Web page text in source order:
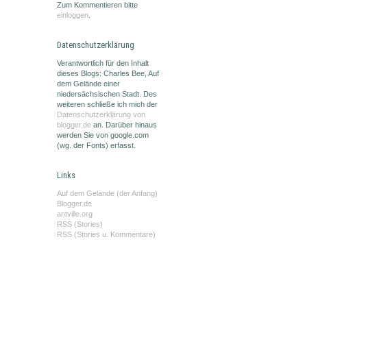
Zum Kommentieren bitte
einloggen
Datenschutzerklärung
Verantwortlich für den Inhalt
dieses Blogs: Charles Bee, Auf
dem Gelände einer
niedersächsischen Stadt. Des
weiteren schließe ich mich der
Datenschutzerklärung von
blogger.de an. Darüber hinaus
werden Sie von google.com
(wg. der Fonts) erfasst.
Links
Auf dem Gelände (der Anfang)
Blogger.de
antville.org
RSS (Stories)
RSS (Stories u. Kommentare)